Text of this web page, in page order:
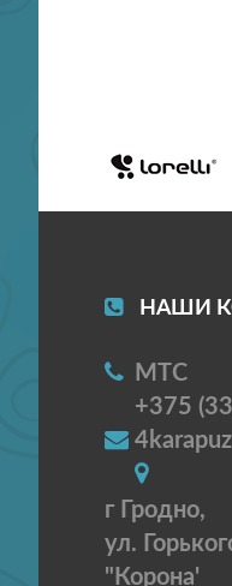
НАШИ
МТС
+375
г Гродно,
ул.
"Корона'